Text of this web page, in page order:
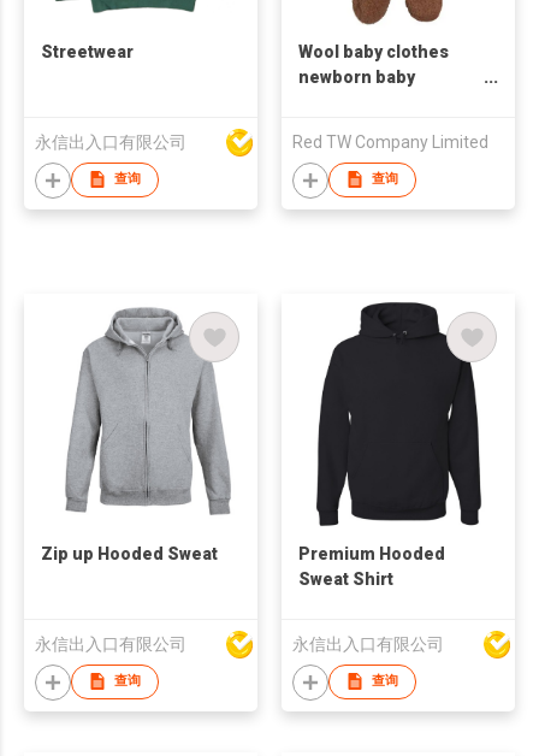
Streetwear
永信出入口有限公司
查询
Wool baby clothes
newborn baby
Red TW Company Limited
查询
Zip up Hooded Sweat
永信出入口有限公司
查询
Premium Hooded
Sweat Shirt
永信出入口有限公司
查询